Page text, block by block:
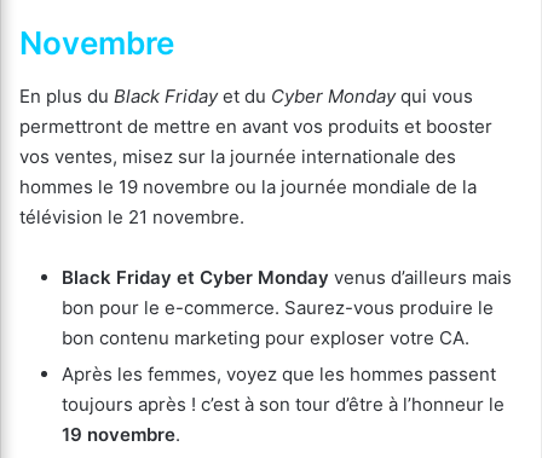
Novembre
En plus du Black Fridayet du Cyber Mondayqui vous
permettront de mettre en avant vos produits et booster
vos ventes, misez sur la journée internationale des
hommes le 19 novembre ou la journée mondiale de la
télévision le 21 novembre.
Black Friday et Cyber Monday venus d’ailleurs mais
bon pour le e-commerce. Saurez-vous produire le
bon contenu marketing pour exploser votre CA.
Après les femmes, voyez que les hommes passent
toujours après ! c’est à son tour d’être à l’honneur le
19 novembre.